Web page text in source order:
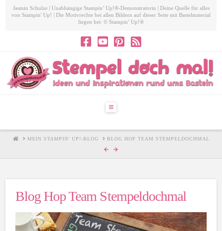
Jasmin Schulze | Unabhängige Stampin’ Up!®-Demonstratorin | Deine Quelle für alles
von Stampin' Up! | Die Motivrechte bei allen Bildern auf dieser Seite mit Bastelmaterial
liegen bei: © Stampin’ Up!®
Navigation
HOMEMEIN STAMPIN' UP!-BLOG BLOG HOP TEAM STEMPELDOCHMAL
Blog Hop Team Stempeldochmal